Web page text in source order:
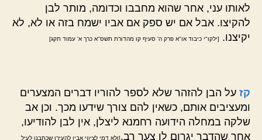
לאותו עני, אחר שהוא מחבבו וכדומה, מותר לבן
להקיצו. אבל אם יש ספק אם אביו ישמח בזה או לא, לא
יקיצנו.
[ילקו"י כיבוד או"א פרק ה' סעיף קו מהדורת תשס"א כרך א' עמוד תקג]
קז על הבן להזהר שלא לספר להוריו דברים המצערים
ומעציבים אותם, כשאין להם צורך שידעו מכך. וכן אב
שלקה במחלה הידועה רחמנא ליצלן, אין לבן להודיעו,
אחר שהדבר יגרום לו צער רב.[ולא דמי לציווי אביו להעירו שכתבנו לעיל